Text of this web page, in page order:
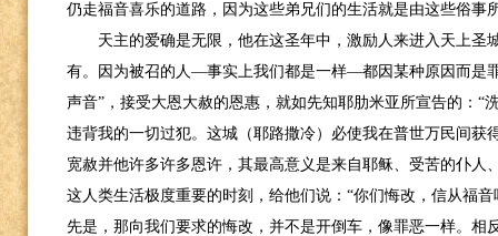
仍走福音喜乐的道路，因为这些弟兄们的生活就是由这些俗事
天主的爱确是无限，他在这圣年中，激励人来进入天上圣
有。因为被召的人—事实上我们都是一样—都因某种原因而是
声音”，接受大恩大赦的恩惠，就如先知耶肋米亚所宣告的：“
违背我的一切过犯。这城（耶路撒冷）必使我在普世万民间获
宽赦并他许多许多恩许，其最高意义是来自耶稣、受苦的仆人
这人类生活极度重要的时刻，给他们说：“你们悔改，信从福
先是，那向我们要求的悔改，并不是开倒车，像罪恶一样。相